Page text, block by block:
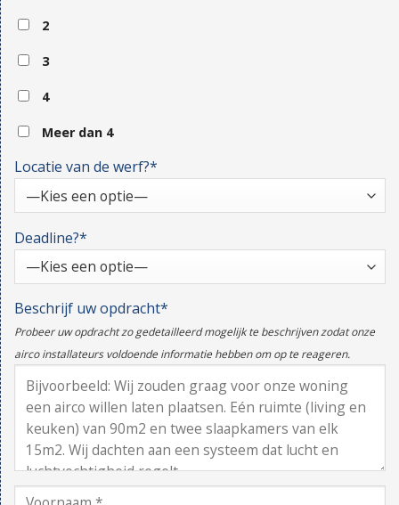
2
3
4
Meer dan 4
Locatie van de werf?*
Deadline?*
Beschrijf uw opdracht*
Probeer uw opdracht zo gedetailleerd mogelijk te beschrijven zodat onze
airco installateurs voldoende informatie hebben om op te reageren.